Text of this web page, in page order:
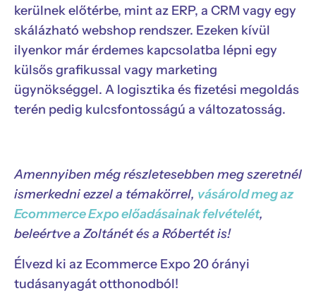
kerülnek előtérbe, mint az ERP, a CRM vagy egy
skálázható webshop rendszer. Ezeken kívül
ilyenkor már érdemes kapcsolatba lépni egy
külsős grafikussal vagy marketing
ügynökséggel. A logisztika és fizetési megoldás
terén pedig kulcsfontosságú a változatosság.
Amennyiben még részletesebben meg szeretnél
ismerkedni ezzel a témakörrel, vásárold meg az
Ecommerce Expo előadásainak felvételét,
beleértve a Zoltánét és a Róbertét is!
Élvezd ki az Ecommerce Expo 20 órányi
tudásanyagát otthonodból!